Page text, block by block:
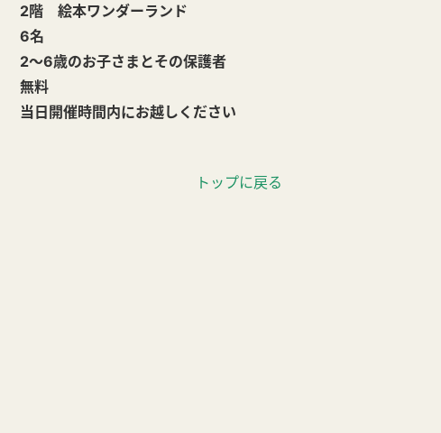
階 絵本ワンダーランド
6名
～6歳のお子さまとその保護者
無料
日開催時間内にお越しください
トップに戻る